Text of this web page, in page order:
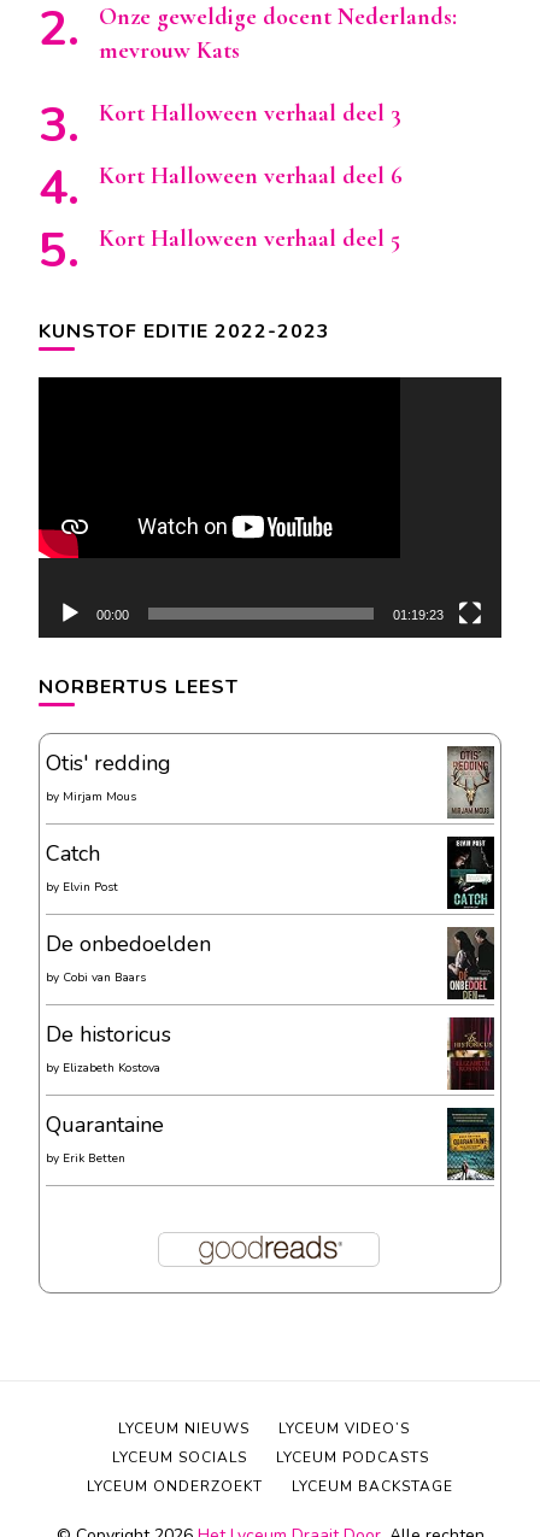
Onze geweldige docent Nederlands:
mevrouw Kats
Kort Halloween verhaal deel 3
Kort Halloween verhaal deel 6
Kort Halloween verhaal deel 5
KUNSTOF EDITIE 2022-2023
00:00 01:19:23
NORBERTUS LEEST
Otis' redding
by Mirjam Mous
Catch
by Elvin Post
De onbedoelden
by Cobi van Baars
De historicus
by Elizabeth Kostova
Quarantaine
by Erik Betten
LYCEUM NIEUWS
LYCEUM VIDEO’S
LYCEUM SOCIALS
LYCEUM PODCASTS
LYCEUM ONDERZOEKT
LYCEUM BACKSTAGE